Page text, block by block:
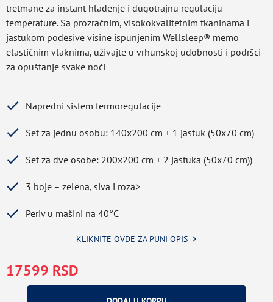
tretmane za instant hlađenje i dugotrajnu regulaciju
temperature. Sa prozračnim, visokokvalitetnim tkaninama i
jastukom podesive visine ispunjenim Wellsleep® memo
elastičnim vlaknima, uživajte u vrhunskoj udobnosti i podršci
za opuštanje svake noći
Napredni sistem termoregulacije
Set za jednu osobu: 140x200 cm + 1 jastuk (50x70 cm)
Set za dve osobe: 200x200 cm + 2 jastuka (50x70 cm))
3 boje – zelena, siva i roza>
Periv u mašini na 40°C
KLIKNITE OVDE ZA PUNI OPIS
17599 RSD